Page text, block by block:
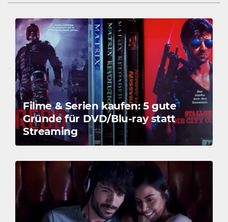
Filme & Serien kaufen: 5 gute
Gründe für DVD/Blu-ray statt
Streaming